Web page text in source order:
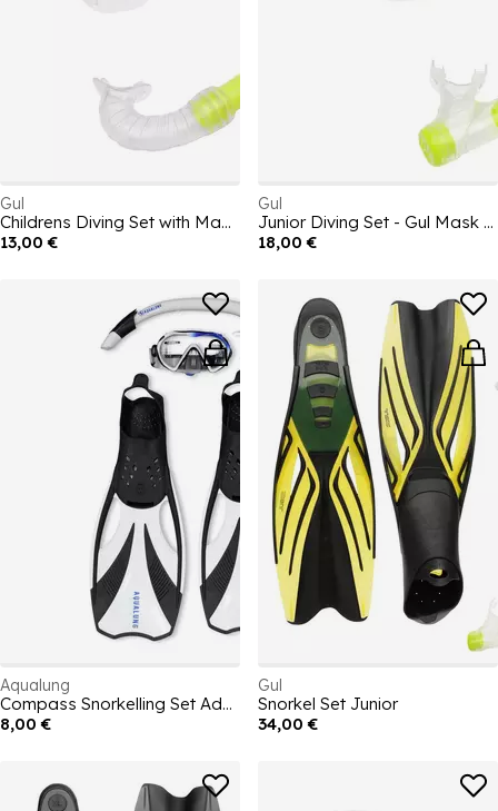
Gul
Childrens Diving Set with Mask & Snorkel
13,00 €
Gul
Junior Diving Set - Gul Mask & Snorkel
18,00 €
Aqualung
Compass Snorkelling Set Adults
8,00 €
Gul
Snorkel Set Junior
34,00 €